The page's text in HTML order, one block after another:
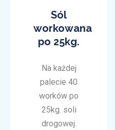
Sól
workowana
po 25kg.
Na każdej
palecie 40
worków po
25kg. soli
drogowej.